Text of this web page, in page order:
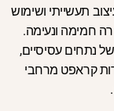
תעשייתי ושימוש
חמימה ונעימה.
נתחים עסיסיים,
קראפט מרחבי